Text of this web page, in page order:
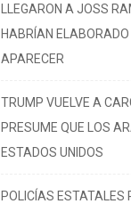
LLEGARON A JOSS
HABRÍAN
APARECER
TRUMP VUELVE A
PRESUME QUE LOS
ESTADOS UNIDOS
POLICÍAS ESTATALES